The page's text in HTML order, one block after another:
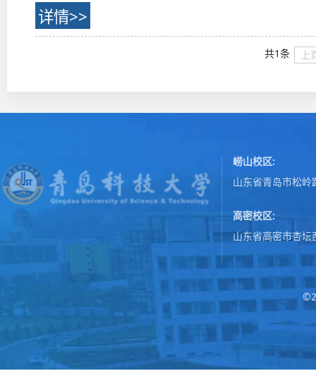
详情>>
共1条 上
崂山校区:
山东省青岛市松岭
高密校区:
山东省高密市杏坛